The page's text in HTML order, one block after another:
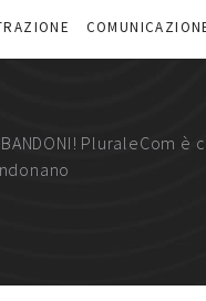
PluraleCom